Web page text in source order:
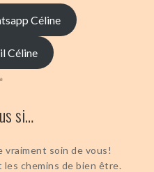
Céline
Céline
si…
vraiment soin de vous!
les chemins de bien être.